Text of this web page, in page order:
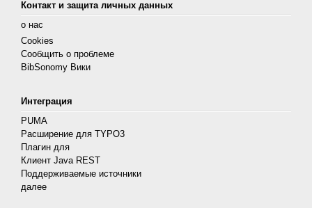
Контакт и защита личных данных
о нас
Cookies
Сообщить о проблеме
BibSonomy Вики
Интеграция
PUMA
Расширение для TYPO3
Плагин для
Клиент Java REST
Поддерживаемые источники
далее